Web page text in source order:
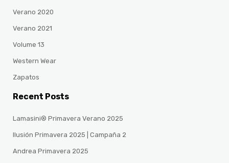
Verano 2020
Verano 2021
Volume 13
Western Wear
Zapatos
Recent Posts
Lamasini® Primavera Verano 2025
Ilusión Primavera 2025 | Campaña 2
Andrea Primavera 2025